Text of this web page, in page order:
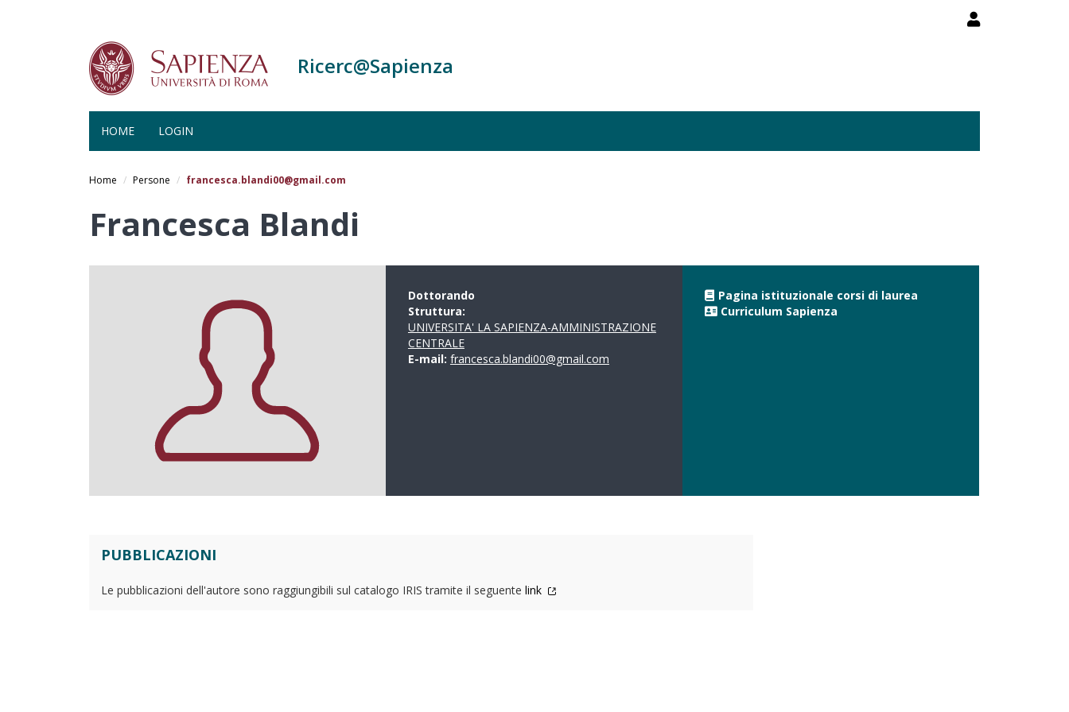
Ricerc@Sapienza
HOME LOGIN
Home Persone francesca.blandi00@gmail.com
Francesca Blandi
Dottorando
Struttura:
UNIVERSITA' LA SAPIENZA-AMMINISTRAZIONE
CENTRALE
E-mail: francesca.blandi00@gmail.com
Pagina istituzionale corsi di laurea
Curriculum Sapienza
PUBBLICAZIONI
Le pubblicazioni dell'autore sono raggiungibili sul catalogo IRIS tramite il seguente link